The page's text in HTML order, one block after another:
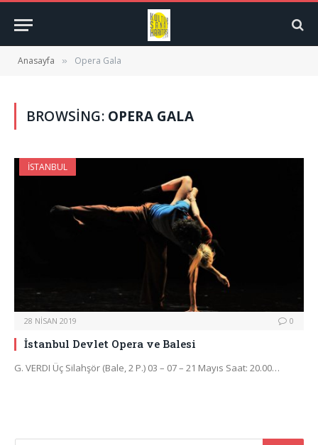
Anasayfa » Opera Gala
BROWSING: OPERA GALA
İSTANBUL
28 NISAN 2019 0
İstanbul Devlet Opera ve Balesi
G. VERDI Üç Silahşör (Bale, 2 P.) 03 – 07 – 21 Mayıs Saat: 20.00…